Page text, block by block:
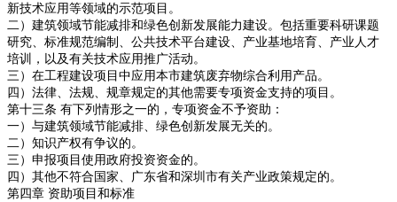
新技术应用等领域的示范项目。
二）建筑领域节能减排和绿色创新发展能力建设。包括重要科研课题
研究、标准规范编制、公共技术平台建设、产业基地培育、产业人才
培训，以及有关技术应用推广活动。
三）在工程建设项目中应用本市建筑废弃物综合利用产品。
四）法律、法规、规章规定的其他需要专项资金支持的项目。
第十三条 有下列情形之一的，专项资金不予资助：
一）与建筑领域节能减排、绿色创新发展无关的。
二）知识产权有争议的。
三）申报项目使用政府投资资金的。
四）其他不符合国家、广东省和深圳市有关产业政策规定的。
第四章 资助项目和标准